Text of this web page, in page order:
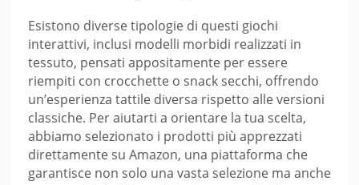
Esistono diverse tipologie di questi giochi
interattivi, inclusi modelli morbidi realizzati in
tessuto, pensati appositamente per essere
riempiti con crocchette o snack secchi, offrendo
un’esperienza tattile diversa rispetto alle versioni
classiche. Per aiutarti a orientare la tua scelta,
abbiamo selezionato i prodotti più apprezzati
direttamente su Amazon, una piattaforma che
garantisce non solo una vasta selezione ma anche